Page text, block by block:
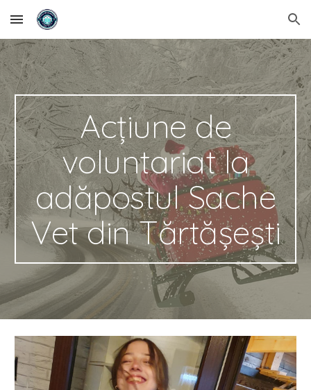
Skip to main content Skip to navigation
Acțiune de
voluntariat la
adăpostul Sache
Vet din Tărtășești